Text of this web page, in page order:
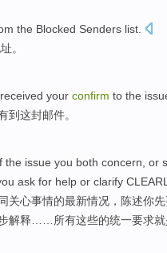
the Blocked Senders list.
。
your confirm to the
到这封邮件。
the issue you both concern or
ask for help or clarify
关心事情的最新情况， 陈述你先
解释……所有这些的统一要求